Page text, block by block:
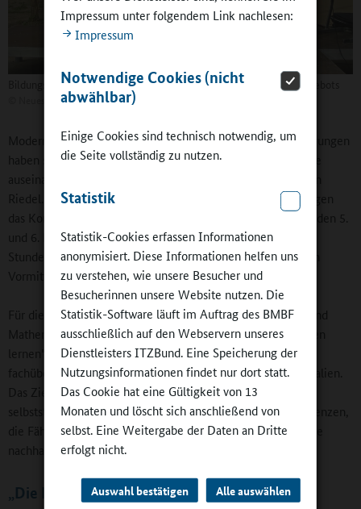
Impressum unter folgendem Link nachlesen:
Impressum
Notwendige Cookies (nicht
abwählbar)
Einige Cookies sind technisch notwendig, um
die Seite vollständig zu nutzen.
Statistik
Statistik-Cookies erfassen Informationen
anonymisiert. Diese Informationen helfen uns
zu verstehen, wie unsere Besucher und
Besucherinnen unsere Website nutzen. Die
Statistik-Software läuft im Auftrag des BMBF
ausschließlich auf den Webservern unseres
Dienstleisters ITZBund. Eine Speicherung der
Nutzungsinformationen findet nur dort statt.
Das Cookie hat eine Gültigkeit von 13
Monaten und löscht sich anschließend von
selbst. Eine Weitergabe der Daten an Dritte
erfolgt nicht.
Auswahl bestätigen Alle auswählen
Bildungsminister Marco Tullner (li.) zur Eröffnung des Ganztagsangebots
Neues Städtisches Gymnasium
Moderne Schule müsse anders gestrickt sein: „Die Anforderungen
haben sich durch Individualisierung, Digitalisierung und eine
auseinanderstrebende Gesellschaft enorm erhöht“, findet Jan
Riedel. Gemeinsam erarbeiteten die Kolleginnen und Kollegen
das Konzept für das Selbstorganisierte Lernen (SOL), das in den 5.
und 6. Klassen täglich außer freitags mit je einer Stunde im
Stundenplan steht und in der 7. Klasse freitags einen ganzen
Vormittag von 8 bis 12 Uhr einnimmt.
Für die SOL-Stunden geben die Fächer Deutsch, Englisch und
Mathematik jeweils eine Stunde ab; dazu kommt die "Lernen
lernen"-Stunde. Die Lehrerinnen und Lehrer erarbeiten
fachübergreifende Aufgaben und die dazugehörigen Materialien.
Das Ziel der SOL-Stunden ist, das „Lernen zu lernen“:
selbstständiges Arbeiten, methodische und soziale Kompetenzen,
die Fähigkeit zur Selbstreflexion. Nur so könnten Lerninhalte
nachhaltig verarbeitet werden, ist das Kollegium überzeugt.
„Die Entdeckung der Welt“